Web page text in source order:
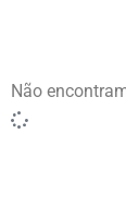
Não